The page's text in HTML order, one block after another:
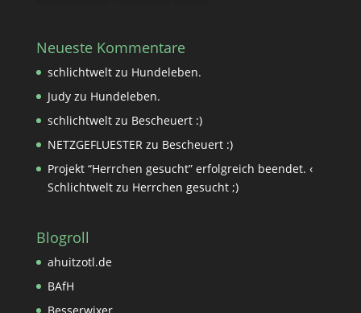
Neueste Kommentare
schlichtweltzu Hundeleben.
Judyzu Hundeleben.
schlichtweltzu Bescheuert :)
NETZGEFLUESTERzu Bescheuert :)
Projekt “Herrchen gesucht” erfolgreich beendet. ‹
Schlichtweltzu Herrchen gesucht ;)
Blogroll
ahuitzotl.de
BAfH
Besserwixer